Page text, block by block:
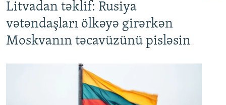
Litvadan təklif: Rusiya
vətəndaşları ölkəyə girərkən
Moskvanın təcavüzünü pisləsin